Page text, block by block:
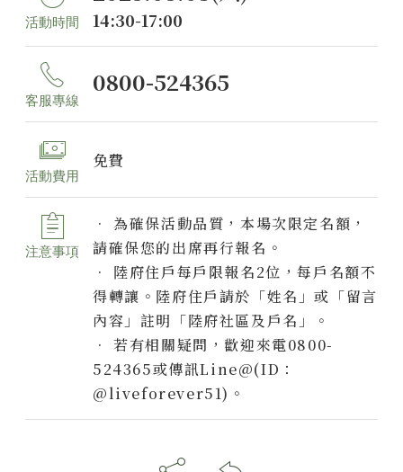
活動時間 14:30-17:00
客服專線
0800-524365
活動費用
免費
注意事項
• 為確保活動品質，本場次限定名額，
請確保您的出席再行報名。
• 陸府住戶每戶限報名2位，每戶名額不
得轉讓。陸府住戶請於「姓名」或「留言
內容」註明「陸府社區及戶名」。
• 若有相關疑問，歡迎來電0800-
524365或傳訊Line@(ID：
@liveforever51)。